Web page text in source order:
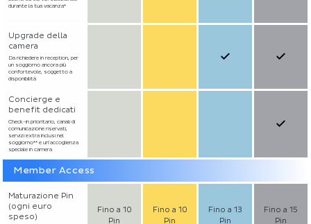
durante la tua vacanza*
Upgrade della
camera
Da richiedere in reception, per
un soggiorno ancora più
confortevole, soggetto a
disponibilità
Concierge e
benefit dedicati
Check-in prioritario, canali di
comunicazione riservati,
servizi extra inclusi nel
soggiorno** e un’accoglienza
speciale in camera
Member Access
Maturazione Pin
(ogni euro
speso)
Fino a 10
Pin
Fino a 10
Pin
Fino a 13
Pin
Fino a 15
Pin